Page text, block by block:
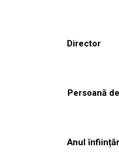
Director
Persoană
Anul